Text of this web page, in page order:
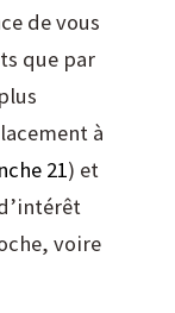
de vous
que par
à
21) et
voire